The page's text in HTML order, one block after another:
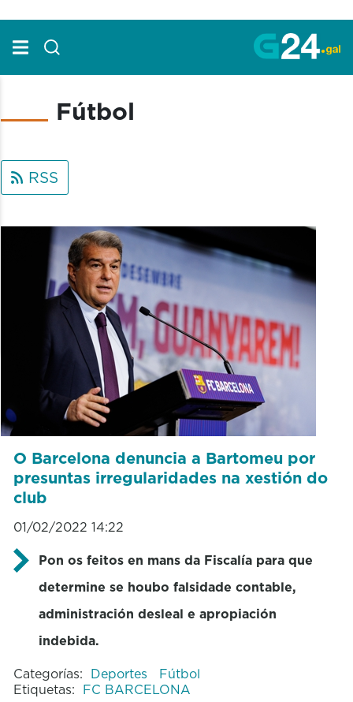
Fútbol
RSS
O Barcelona denuncia a Bartomeu por
presuntas irregularidades na xestión do
club
01/02/2022 14:22
Pon os feitos en mans da Fiscalía para que
determine se houbo falsidade contable,
administración desleal e apropiación
indebida.
Categorías: Deportes
Fútbol
Etiquetas: FC BARCELONA